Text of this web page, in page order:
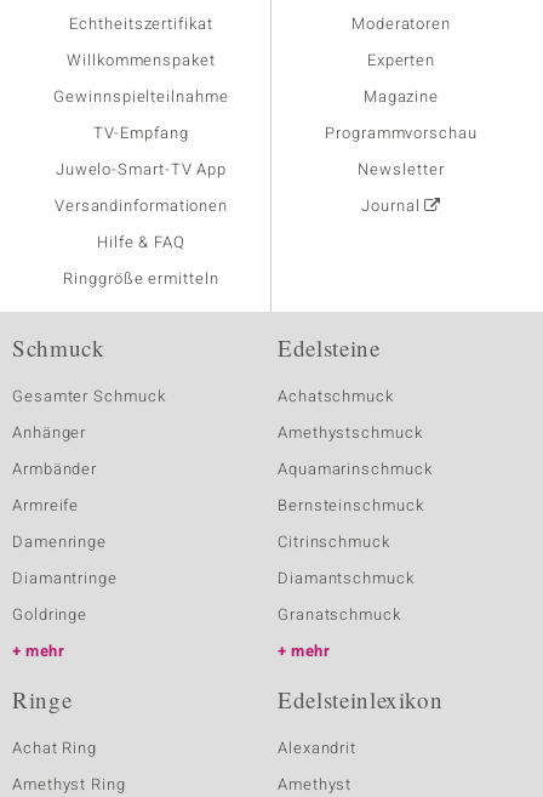
Echtheitszertifikat
Willkommenspaket
Gewinnspielteilnahme
TV-Empfang
Juwelo-Smart-TV App
Versandinformationen
Hilfe & FAQ
Ringgröße ermitteln
Moderatoren
Experten
Magazine
Programmvorschau
Newsletter
Journal
Schmuck
Gesamter Schmuck
Anhänger
Armbänder
Armreife
Damenringe
Diamantringe
Goldringe
mehr
Edelsteine
Achatschmuck
Amethystschmuck
Aquamarinschmuck
Bernsteinschmuck
Citrinschmuck
Diamantschmuck
Granatschmuck
mehr
Ringe
Achat Ring
Amethyst Ring
Edelsteinlexikon
Alexandrit
Amethyst